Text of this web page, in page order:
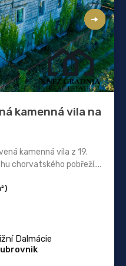
kamenná vila na
kamenná vila z 19.
chorvatského pobřeží....
Dalmácie